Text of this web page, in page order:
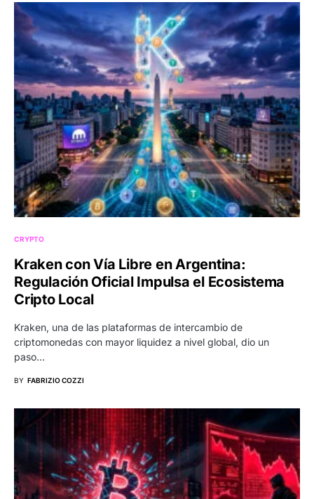
CRYPTO
Kraken con Vía Libre en Argentina:
Regulación Oficial Impulsa el Ecosistema
Cripto Local
Kraken, una de las plataformas de intercambio de
criptomonedas con mayor liquidez a nivel global, dio un
paso…
BY FABRIZIO COZZI